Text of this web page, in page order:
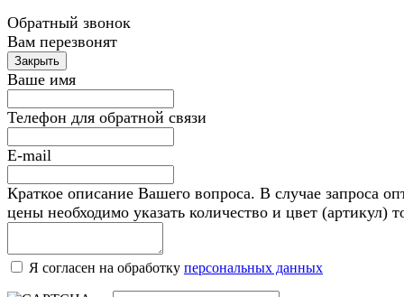
Обратный звонок
Вам перезвонят
Ваше имя
Телефон для обратной связи
E-mail
Краткое описание Вашего вопроса. В случае запроса
цены необходимо указать количество и цвет (артикул)
Я согласен на обработку персональных данных